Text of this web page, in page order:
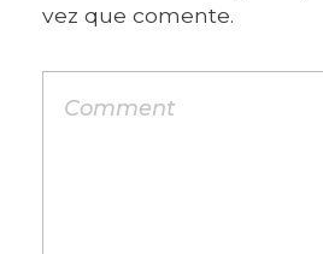
vez que comente.